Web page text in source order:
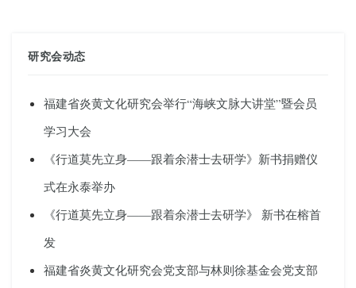
研究会动态
福建省炎黄文化研究会举行“海峡文脉大讲堂”暨会员
学习大会
《行道莫先立身——跟着余潜士去研学》新书捐赠仪
式在永泰举办
《行道莫先立身——跟着余潜士去研学》 新书在榕首
发
福建省炎黄文化研究会党支部与林则徐基金会党支部